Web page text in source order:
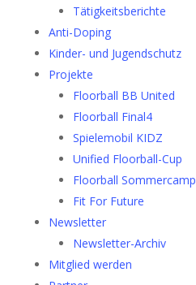
Tätigkeitsberichte
Anti-Doping
Kinder- und Jugendschutz
Projekte
Floorball BB United
Floorball Final4
Spielemobil KIDZ
Unified Floorball-Cup
Floorball Sommercamp
Fit For Future
Newsletter
Newsletter-Archiv
Mitglied werden